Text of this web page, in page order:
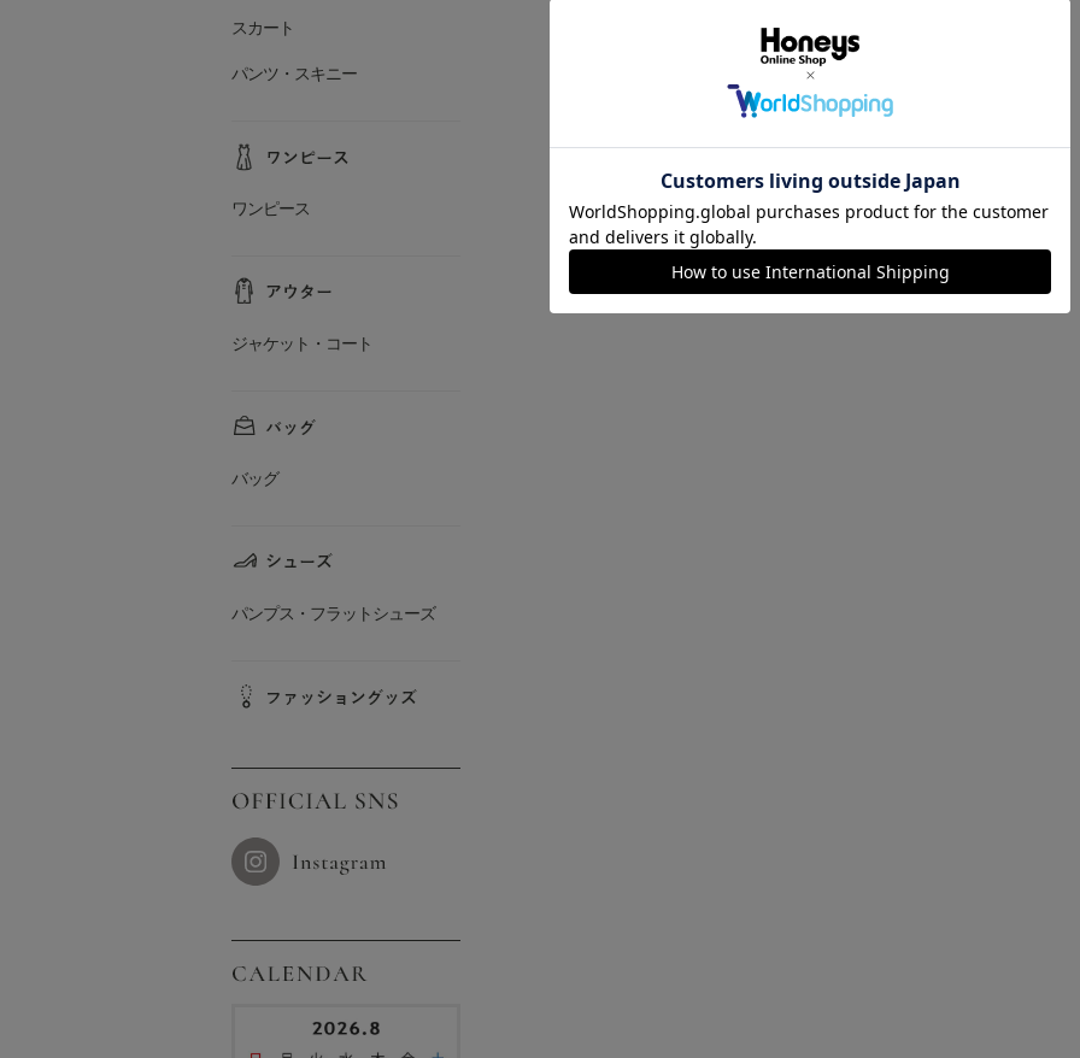
スカート
パンツ・スキニー
ワンピース
ジャケット・コート
バッグ
パンプス・フラットシューズ